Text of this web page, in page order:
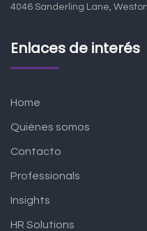
4046 Sanderling Lane,
Enlaces de interés
Home
Quiénes somos
Contacto
Professionals
Insights
HR Solutions